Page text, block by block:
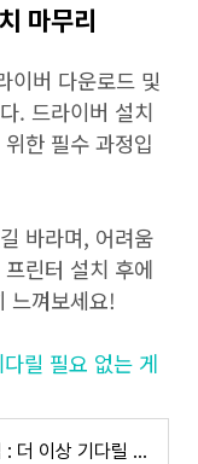
마무리
이버 다운로드 및
. 드라이버 설치
한 필수 과정입
바라며, 어려움
린터 설치 후에
느껴보세요!
릴 필요 없는 게
다운로드 없이 하는 게임 : 더 이상 기다릴 필요 없는 게임들